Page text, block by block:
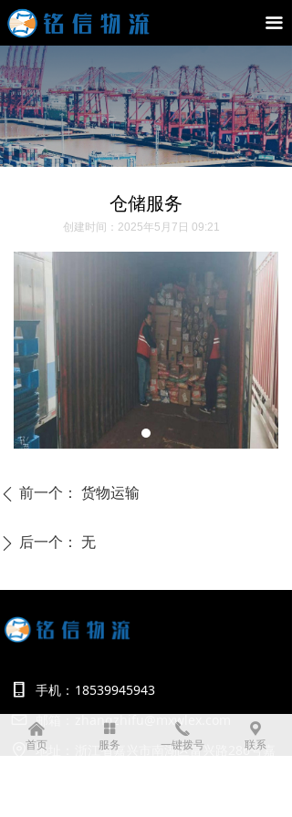
끀
仓储服务
创建时间： 2025年5月7日 09:21
ꄴ 前一个： 货物运输
ꄲ 后一个： 无
手机： 18539945943
邮箱：zhangzhifu@mxwlex.com
地址：
浙江省嘉兴市南湖区富兴路286号嘉
낀
首页
넒
服务
끅
一键拨号
끇
联系